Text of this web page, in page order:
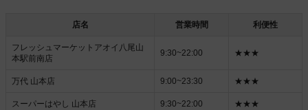
店名 営業時間 利便性
フレッシュマーケットアオイ八尾山
本駅前南店
9:30~22:00 ★★★
万代 山本店 9:00~23:30 ★★★
スーパーはやし 山本店 9:30~22:00 ★★★